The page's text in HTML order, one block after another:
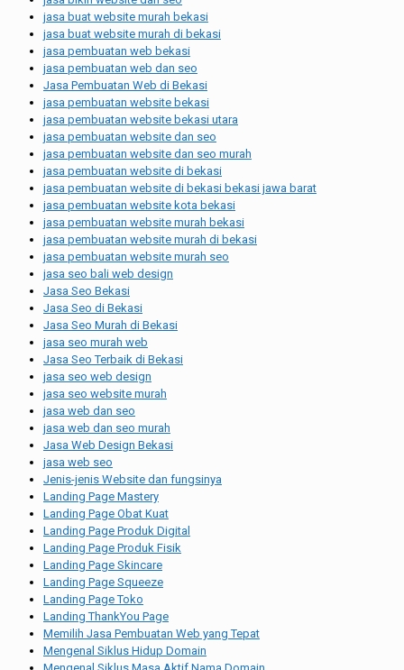
jasa buat website murah bekasi
jasa buat website murah di bekasi
jasa pembuatan web bekasi
jasa pembuatan web dan seo
Jasa Pembuatan Web di Bekasi
jasa pembuatan website bekasi
jasa pembuatan website bekasi utara
jasa pembuatan website dan seo
jasa pembuatan website dan seo murah
jasa pembuatan website di bekasi
jasa pembuatan website di bekasi bekasi jawa barat
jasa pembuatan website kota bekasi
jasa pembuatan website murah bekasi
jasa pembuatan website murah di bekasi
jasa pembuatan website murah seo
jasa seo bali web design
Jasa Seo Bekasi
Jasa Seo di Bekasi
Jasa Seo Murah di Bekasi
jasa seo murah web
Jasa Seo Terbaik di Bekasi
jasa seo web design
jasa seo website murah
jasa web dan seo
jasa web dan seo murah
Jasa Web Design Bekasi
jasa web seo
Jenis-jenis Website dan fungsinya
Landing Page Mastery
Landing Page Obat Kuat
Landing Page Produk Digital
Landing Page Produk Fisik
Landing Page Skincare
Landing Page Squeeze
Landing Page Toko
Landing ThankYou Page
Memilih Jasa Pembuatan Web yang Tepat
Mengenal Siklus Hidup Domain